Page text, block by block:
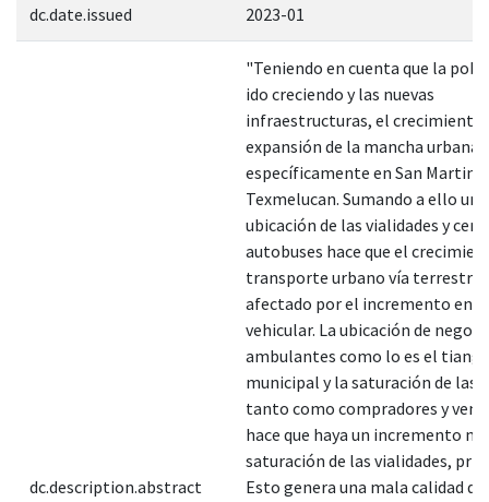
dc.date.issued 2023-01
dc.description.abstract
"Teniendo en cuenta que la
ido creciendo y las nuevas
infraestructuras, el crecimiento
expansión de la mancha urbana
específicamente en San Martin
Texmelucan. Sumando a ello
ubicación de las vialidades y
autobuses hace que el
transporte urbano vía terrestre
afectado por el incremento en
vehicular. La ubicación de
ambulantes como lo es el
municipal y la saturación de las
tanto como compradores y
hace que haya un incremento
saturación de las vialidades,
Esto genera una mala calidad de